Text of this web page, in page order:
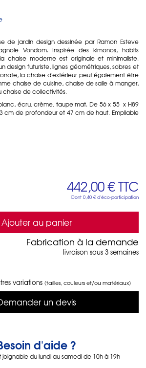
de jardin design dessinée par Ramon Esteve
Vondom. Inspirée des kimonos, habits
chaise moderne est originale et minimaliste.
design futuriste, lignes géométriques, sobres et
la chaise d'extérieur peut également être
chaise de cuisine, chaise de salle à manger,
chaise de collectivités.
blanc, écru, crème, taupe mat. De 56 x 55 x H89
cm de profondeur et 47 cm de haut. Empilable
442,00 €TTC
Dont 0,40 € d'éco-participation
Ajouter au panier
Fabrication à la demande
livraison sous 3 semaines
variations (tailles, couleurs et/ou matériaux)
un devis
d'aide ?
du lundi au samedi de 10h à 19h